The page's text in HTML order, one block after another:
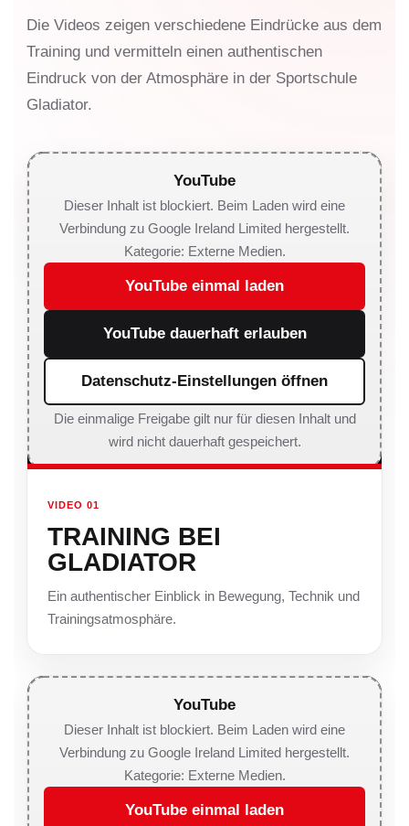
Die Videos zeigen verschiedene Eindrücke aus dem
Training und vermitteln einen authentischen
Eindruck von der Atmosphäre in der Sportschule
Gladiator.
YouTube
Dieser Inhalt ist blockiert. Beim Laden wird eine
Verbindung zu Google Ireland Limited hergestellt.
Kategorie: Externe Medien.
YouTube einmal laden
YouTube dauerhaft erlauben
Datenschutz-Einstellungen öffnen
Die einmalige Freigabe gilt nur für diesen Inhalt und
wird nicht dauerhaft gespeichert.
VIDEO 01
TRAINING BEI
GLADIATOR
Ein authentischer Einblick in Bewegung, Technik und
Trainingsatmosphäre.
YouTube
Dieser Inhalt ist blockiert. Beim Laden wird eine
Verbindung zu Google Ireland Limited hergestellt.
Kategorie: Externe Medien.
YouTube einmal laden